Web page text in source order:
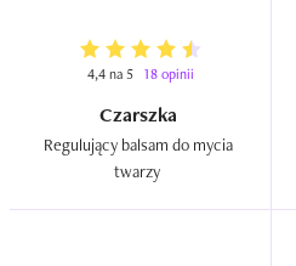
4,4 na 5 18 opinii
Czarszka
Regulujący balsam do mycia